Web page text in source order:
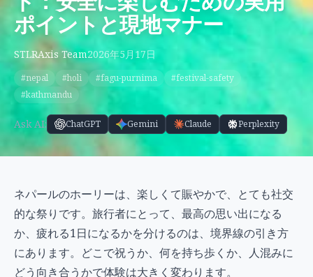
ポイントと現地マナー
STLRAxis Team2026年5月17日
#nepal #holi #fagu-purnima
#festival-safety
#kathmandu
Ask AI: ChatGPT Gemini Claude Perplexity
ネパールのホーリーは、楽しくて賑やかで、とても社交
的な祭りです。旅行者にとって、最高の思い出になる
か、疲れる1日になるかを分けるのは、境界線の引き方
にあります。どこで祝うか、何を持ち歩くか、人混みに
どう向き合うかで体験は大きく変わります。